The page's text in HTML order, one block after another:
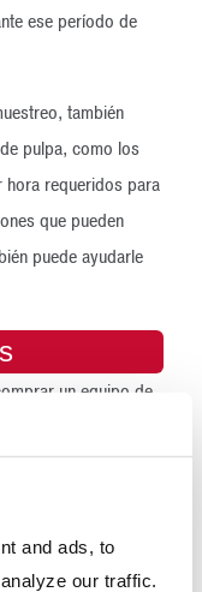
and ads, to
our traffic.
ese período de
también
pulpa, como los
requeridos para
que pueden
puede ayudarle
un equipo de
el valor de la arena
costos operativos
a su piscina de
y mano de
de decantación.